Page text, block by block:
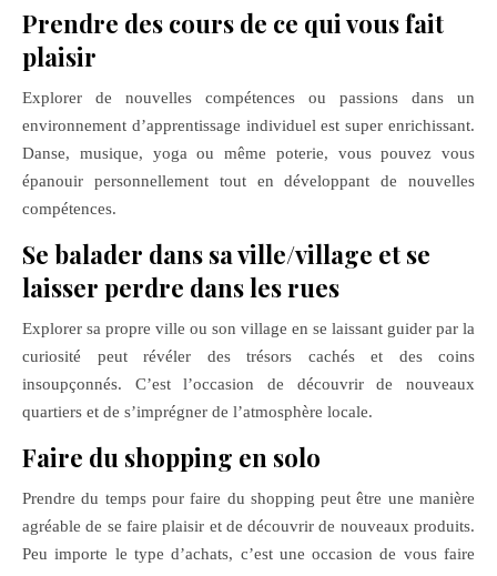
Prendre des cours de ce qui vous fait
plaisir
Explorer de nouvelles compétences ou passions dans un
environnement d’apprentissage individuel est super enrichissant.
Danse, musique, yoga ou même poterie, vous pouvez vous
épanouir personnellement tout en développant de nouvelles
compétences.
Se balader dans sa ville/village et se
laisser perdre dans les rues
Explorer sa propre ville ou son village en se laissant guider par la
curiosité peut révéler des trésors cachés et des coins
insoupçonnés. C’est l’occasion de découvrir de nouveaux
quartiers et de s’imprégner de l’atmosphère locale.
Faire du shopping en solo
Prendre du temps pour faire du shopping peut être une manière
agréable de se faire plaisir et de découvrir de nouveaux produits.
Peu importe le type d’achats, c’est une occasion de vous faire